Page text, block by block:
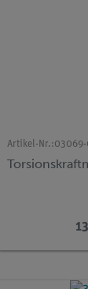
Artikel-Nr.:03069-